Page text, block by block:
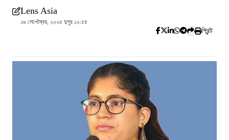
Lens Asia
১৬ সেপ্টেম্বর, ২০২৫ দুপুর ১২:৫৪
প্রিন্ট